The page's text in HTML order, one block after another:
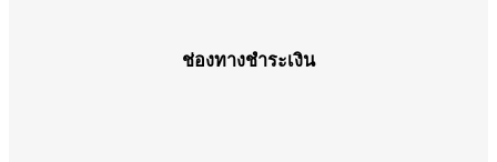
ช่องทางชำระเงิน